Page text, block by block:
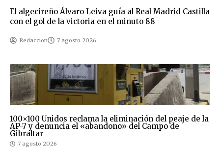
El algecireño Álvaro Leiva guía al Real Madrid Castilla
con el gol de la victoria en el minuto 88
Redaccion 7 agosto 2026
100×100 Unidos reclama la eliminación del peaje de la
AP-7 y denuncia el «abandono» del Campo de
Gibraltar
7 agosto 2026